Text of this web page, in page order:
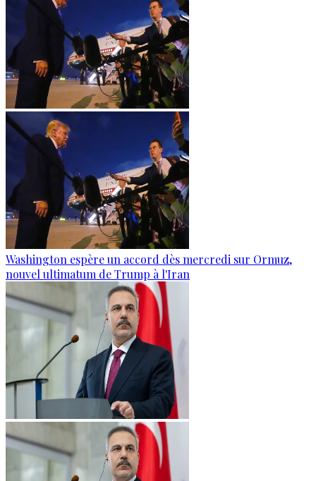
Washington espère un accord dès mercredi sur Ormuz,
nouvel ultimatum de Trump à l'Iran